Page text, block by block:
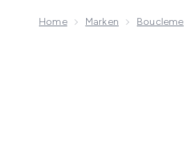
Home Marken Boucleme